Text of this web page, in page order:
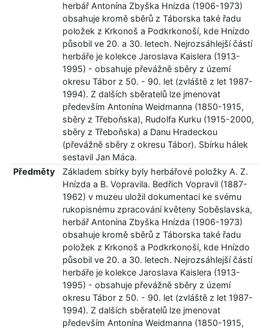
herbář Antonína Zbyška Hnízda (1906-1973)
obsahuje kromě sběrů z Táborska také řadu
položek z Krkonoš a Podkrkonoší, kde Hnízdo
působil ve 20. a 30. letech. Nejrozsáhlejší částí
herbáře je kolekce Jaroslava Kaislera (1913-
1995) - obsahuje převážně sběry z území
okresu Tábor z 50. - 90. let (zvláště z let 1987-
1994). Z dalších sběratelů lze jmenovat
především Antonína Weidmanna (1850-1915,
sběry z Třeboňska), Rudolfa Kurku (1915-2000,
sběry z Třeboňska) a Danu Hradeckou
(převážně sběry z okresu Tábor). Sbírku hálek
sestavil Jan Máca.
Předměty
Základem sbírky byly herbářové položky A. Z.
Hnízda a B. Vopravila. Bedřich Vopravil (1887-
1962) v muzeu uložil dokumentaci ke svému
rukopisnému zpracování květeny Soběslavska,
herbář Antonína Zbyška Hnízda (1906-1973)
obsahuje kromě sběrů z Táborska také řadu
položek z Krkonoš a Podkrkonoší, kde Hnízdo
působil ve 20. a 30. letech. Nejrozsáhlejší částí
herbáře je kolekce Jaroslava Kaislera (1913-
1995) - obsahuje převážně sběry z území
okresu Tábor z 50. - 90. let (zvláště z let 1987-
1994). Z dalších sběratelů lze jmenovat
především Antonína Weidmanna (1850-1915,